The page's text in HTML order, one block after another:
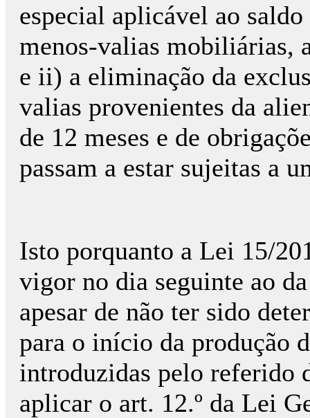
especial aplicável ao
menos-valias mobiliárias,
e ii) a eliminação da
valias provenientes da
de 12 meses e de
passam a estar sujeitas a
Isto porquanto a Lei 15/
vigor no dia seguinte ao
apesar de não ter sido
para o início da produção
introduzidas pelo referido
aplicar o art. 12.º da Lei